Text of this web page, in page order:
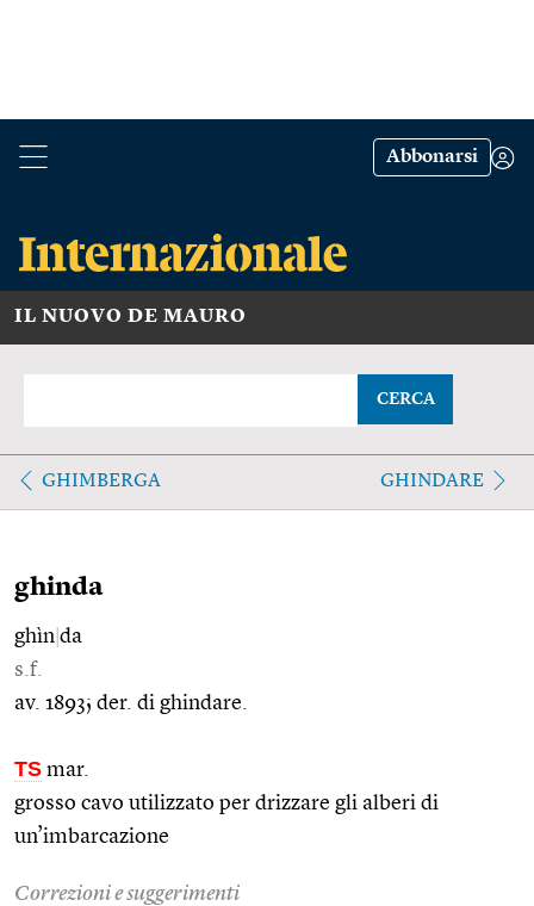
Abbonarsi
IL NUOVO DE MAURO
CERCA
GHIMBERGA GHINDARE
ghinda
ghìn da
s.f.
av. 1893; der. di ghindare.
TS mar.
grosso cavo utilizzato per drizzare gli alberi di
un’imbarcazione
Correzioni e suggerimenti